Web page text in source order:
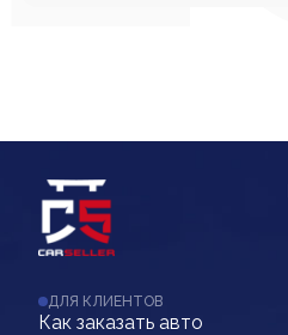
ДЛЯ КЛИЕНТОВ
Как заказать авто